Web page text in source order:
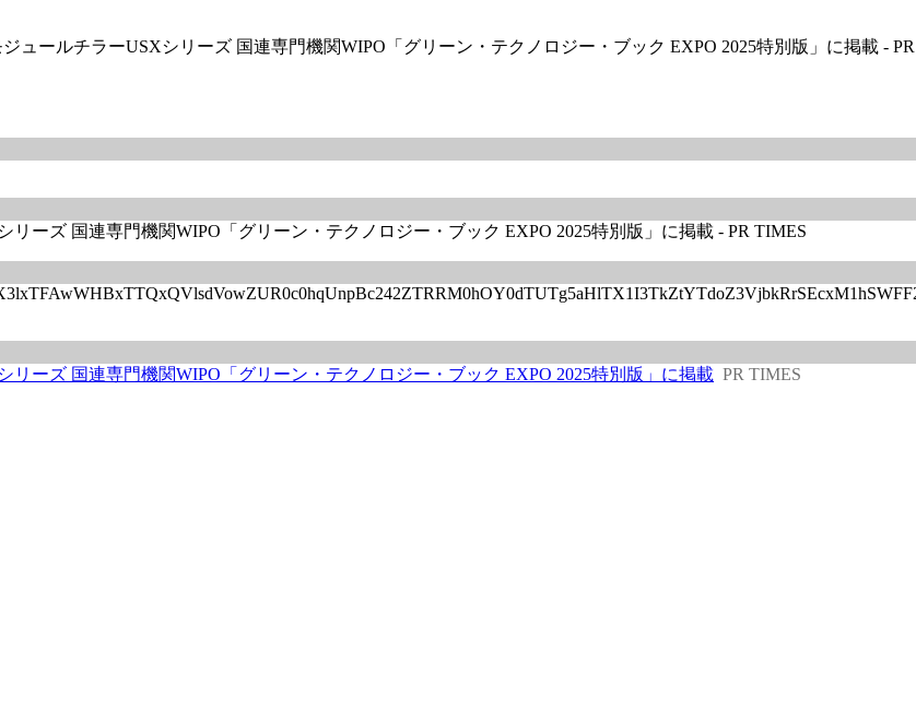
ュールチラーUSXシリーズ 国連専門機関WIPO「グリーン・テクノロジー・ブック EXPO 2025特別版」に掲載 -
リーズ 国連専門機関WIPO「グリーン・テクノロジー・ブック EXPO 2025特別版」に掲載 - PR TIMES
リーズ 国連専門機関WIPO「グリーン・テクノロジー・ブック EXPO 2025特別版」に掲載 PR TIMES